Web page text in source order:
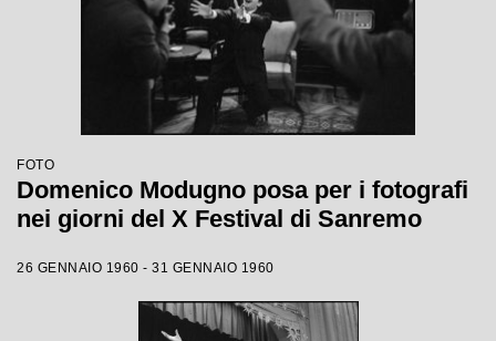
FOTO
Domenico Modugno posa per i fotografi
nei giorni del X Festival di Sanremo
26 GENNAIO 1960 - 31 GENNAIO 1960